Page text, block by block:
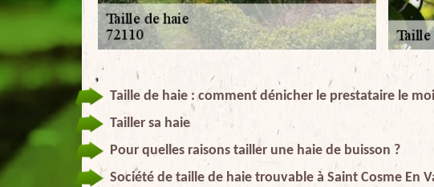
Taille de haie : comment dénicher le prestataire le
Tailler sa haie
Pour quelles raisons tailler une haie de buisson ?
Société de taille de haie trouvable à Saint Cosme En